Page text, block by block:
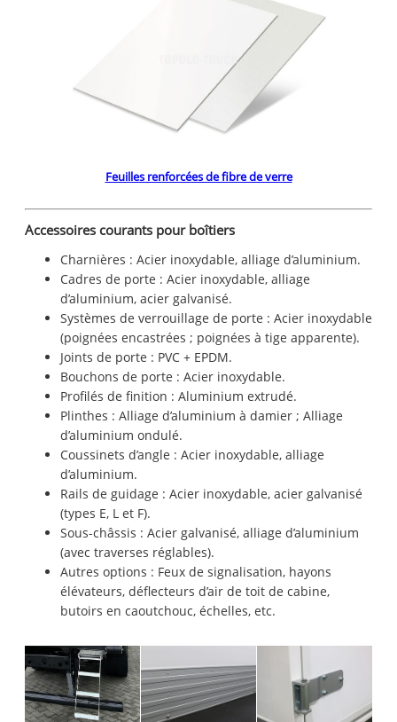
Feuilles renforcées de fibre de verre
Accessoires courants pour boîtiers
Charnières : Acier inoxydable, alliage d’aluminium.
Cadres de porte : Acier inoxydable, alliage
d’aluminium, acier galvanisé.
Systèmes de verrouillage de porte : Acier inoxydable
(poignées encastrées ; poignées à tige apparente).
Joints de porte : PVC + EPDM.
Bouchons de porte : Acier inoxydable.
Profilés de finition : Aluminium extrudé.
Plinthes : Alliage d’aluminium à damier ; Alliage
d’aluminium ondulé.
Coussinets d’angle : Acier inoxydable, alliage
d’aluminium.
Rails de guidage : Acier inoxydable, acier galvanisé
(types E, L et F).
Sous-châssis : Acier galvanisé, alliage d’aluminium
(avec traverses réglables).
Autres options : Feux de signalisation, hayons
élévateurs, déflecteurs d’air de toit de cabine,
butoirs en caoutchouc, échelles, etc.